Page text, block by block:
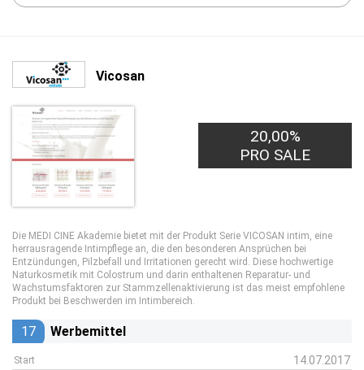
Vicosan
20,00%
PRO SALE
Die MEDI CINE Akademie bietet mit der Produkt Serie VICOSAN intim, eine
herrausragende Intimpflege an, die den besonderen Ansprüchen bei
Entzündungen, Pilzbefall und Irritationen gerecht wird. Diese hochwertige
Naturkosmetik mit Colostrum und darin enthaltenen Reparatur- und
Wachstumsfaktoren zur Stammzellenaktivierung ist das meist empfohlene
Produkt bei Beschwerden im Intimbereich.
17 Werbemittel
Start 14.07.2017